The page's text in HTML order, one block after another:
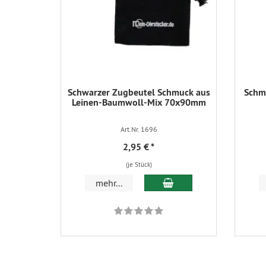
Schwarzer Zugbeutel Schmuck aus
Leinen-Baumwoll-Mix 70x90mm
Art.Nr. 1696
2,95 €*
(je Stück)
mehr... In den Warenkorb